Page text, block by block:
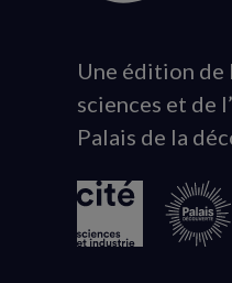
Animation
du
logo
Une édition de
sciences et de
Palais de la